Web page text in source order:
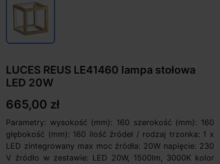
LUCES REUS LE41460 lampa stołowa
LED 20W
665,00 zł
Parametry: wysokość (mm): 160 szerokość (mm): 160
głębokość (mm): 160 ilość źródeł / rodzaj trzonka: 1 x
LED zintegrowany max moc źródła: 20W napięcie: 230
V źródło w zestawie: LED 20W, 1500lm, 3000K kolor